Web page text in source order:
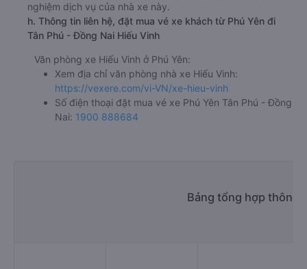
nghiệm dịch vụ của nhà xe này.
h. Thông tin liên hệ, đặt mua vé xe khách từ Phú Yên đi
Tân Phú - Đồng Nai Hiếu Vinh
Văn phòng xe Hiếu Vinh ở Phú Yên:
Xem địa chỉ văn phòng nhà xe Hiếu Vinh:
https://vexere.com/vi-VN/xe-hieu-vinh
Số điện thoại đặt mua vé xe Phú Yên Tân Phú - Đồng
Nai: 1900 888684
Bảng tổng hợp thông